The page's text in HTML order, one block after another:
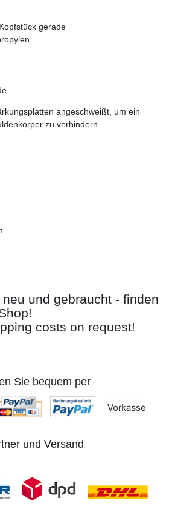
gerade
angeschweißt, um ein
zu verhindern
und gebraucht - finden
costs on request!
Sie bequem per
und Versand